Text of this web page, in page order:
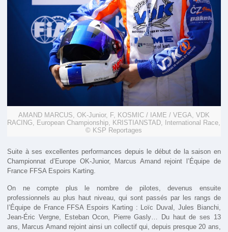
AMAND MARCUS, OK-Junior, F, KOSMIC / IAME / VEGA, VDK
RACING, European Championship, KRISTIANSTAD, International Race,
© KSP Reportages
Suite à ses excellentes performances depuis le début de la saison en
Championnat d’Europe OK-Junior, Marcus Amand rejoint l’Équipe de
France FFSA Espoirs Karting.
On ne compte plus le nombre de pilotes, devenus ensuite
professionnels au plus haut niveau, qui sont passés par les rangs de
l’Équipe de France FFSA Espoirs Karting : Loïc Duval, Jules Bianchi,
Jean-Éric Vergne, Esteban Ocon, Pierre Gasly… Du haut de ses 13
ans, Marcus Amand rejoint ainsi un collectif qui, depuis presque 20 ans,